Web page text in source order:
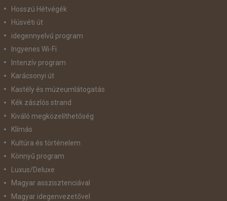
Hosszú Hétvégék
Húsvéti út
idegennyelvű program
Ingyenes Wi-Fi
Intenzív program
Karácsonyi út
Kastély és múzeumlátogatás
Kék zászlós strand
Kiváló megközelíthetőség
Klímás
Kultúra és történelem
Könnyű program
Luxus/Deluxe
Magyar asszisztenciával
Magyar idegenvezetővel